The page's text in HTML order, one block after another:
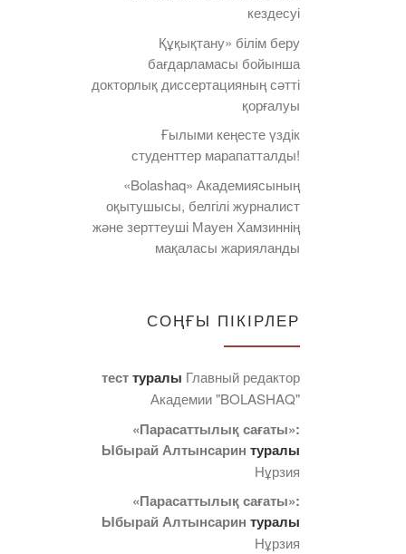
кездесуі
Құқықтану» білім беру
бағдарламасы бойынша
докторлық диссертацияның сәтті
қорғалуы
Ғылыми кеңесте үздік
студенттер марапатталды!
«Bolashaq» Академиясының
оқытушысы, белгілі журналист
және зерттеуші Мауен Хамзиннің
мақаласы жарияланды
СОҢҒЫ ПІКІРЛЕР
тесттуралы Главный редактор
Академии "BOLASHAQ"
«Парасаттылық сағаты»:
Ыбырай Алтынсарин туралы
Нұрзия
«Парасаттылық сағаты»:
Ыбырай Алтынсарин туралы
Нұрзия